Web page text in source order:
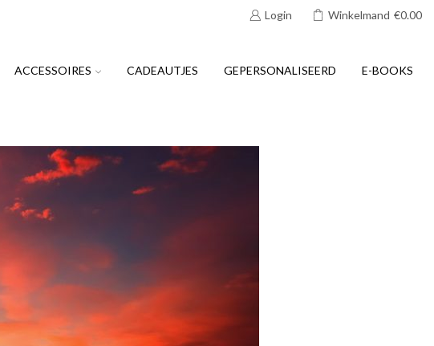
Login Winkelmand €0.00
ACCESSOIRES CADEAUTJES GEPERSONALISEERD E-BOOKS